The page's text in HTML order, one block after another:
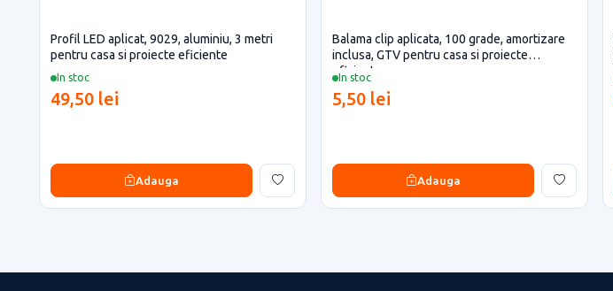
In stoc
Profil LED aplicat, 9029, aluminiu, 3 metri
pentru casa si proiecte eficiente
49,50 lei
Adauga
In stoc
Balama clip aplicata, 100 grade, amortizare
inclusa, GTV pentru casa si proiecte
eficiente
5,50 lei
Adauga